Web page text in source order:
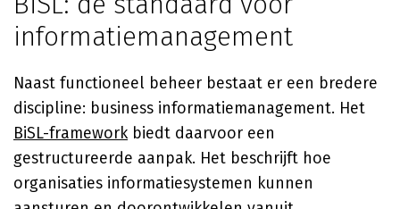
informatiemanagement
Naast functioneel beheer bestaat er een bredere
discipline: business informatiemanagement. Het
BiSL-frameworkbiedt daarvoor een
gestructureerde aanpak. Het beschrijft hoe
organisaties informatiesystemen kunnen